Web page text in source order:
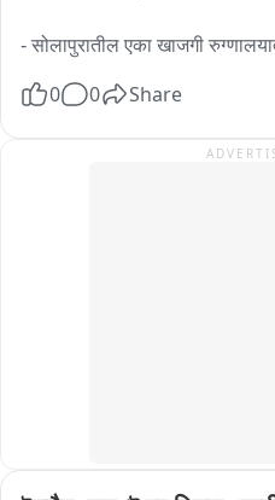
- सोलापुरातील एका खाजगी
0 0 Share